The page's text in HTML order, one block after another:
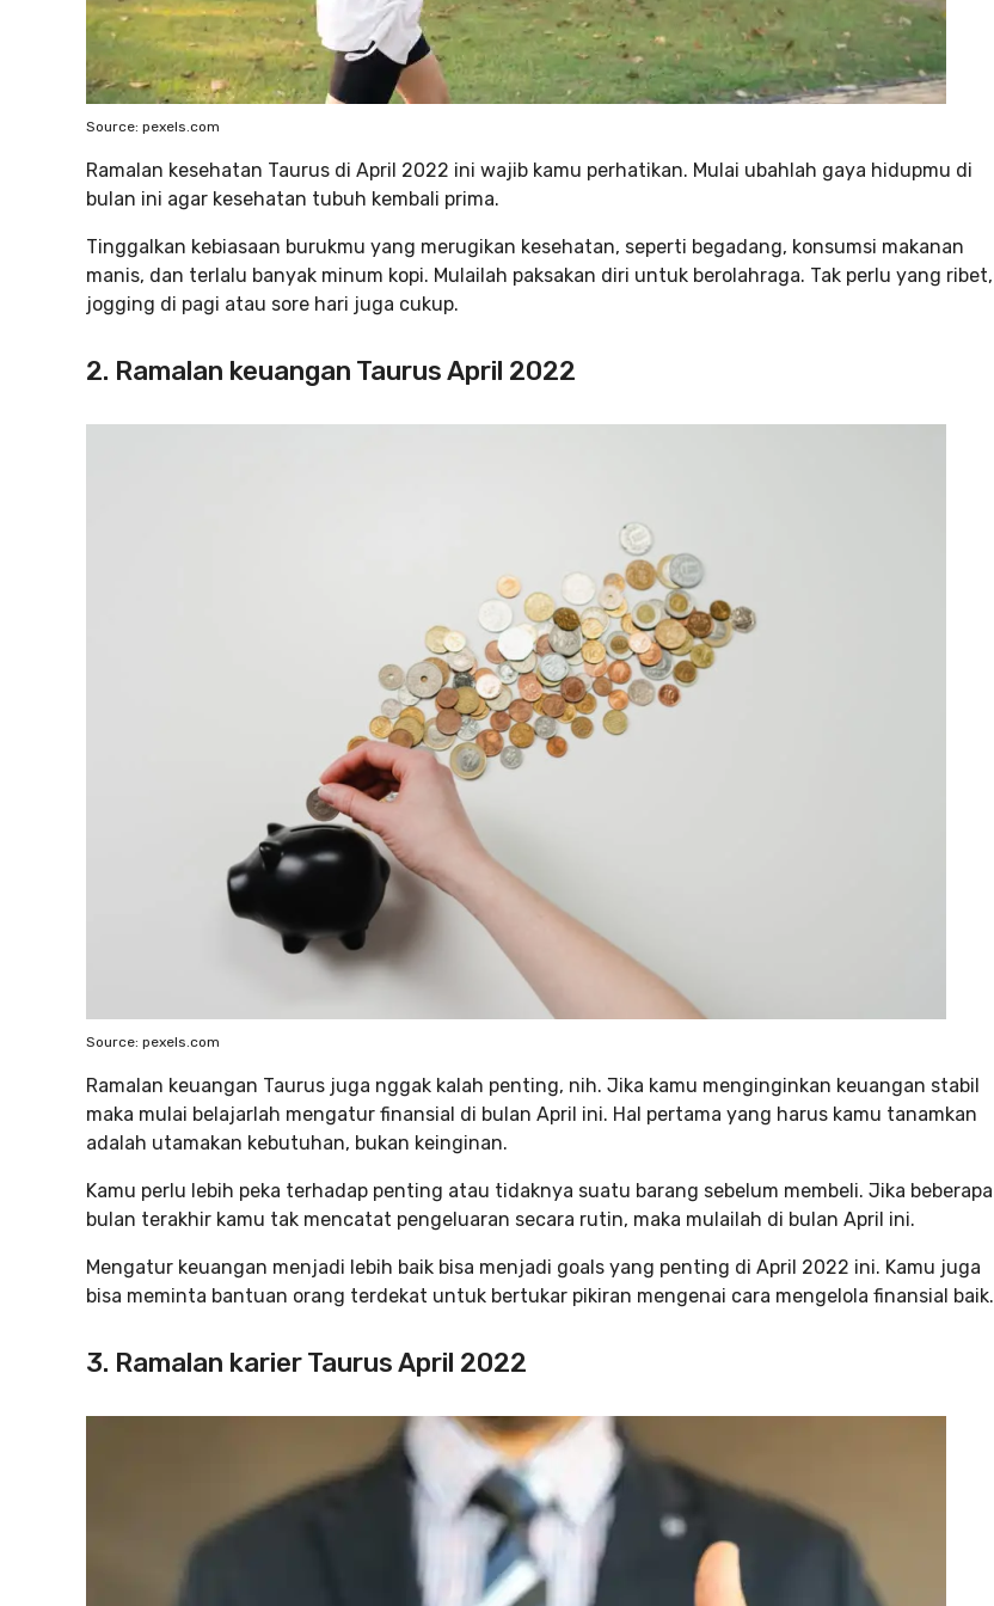
Source: pexels.com
Ramalan kesehatan Taurus di April 2022 ini wajib kamu perhatikan. Mulai ubahlah gaya hidupmu di
bulan ini agar kesehatan tubuh kembali prima.
Tinggalkan kebiasaan burukmu yang merugikan kesehatan, seperti begadang, konsumsi makanan
manis, dan terlalu banyak minum kopi. Mulailah paksakan diri untuk berolahraga. Tak perlu yang ribet,
jogging di pagi atau sore hari juga cukup.
2. Ramalan keuangan Taurus April 2022
Source: pexels.com
Ramalan keuangan Taurus juga nggak kalah penting, nih. Jika kamu menginginkan keuangan stabil
maka mulai belajarlah mengatur finansial di bulan April ini. Hal pertama yang harus kamu tanamkan
adalah utamakan kebutuhan, bukan keinginan.
Kamu perlu lebih peka terhadap penting atau tidaknya suatu barang sebelum membeli. Jika beberapa
bulan terakhir kamu tak mencatat pengeluaran secara rutin, maka mulailah di bulan April ini.
Mengatur keuangan menjadi lebih baik bisa menjadi goals yang penting di April 2022 ini. Kamu juga
bisa meminta bantuan orang terdekat untuk bertukar pikiran mengenai cara mengelola finansial baik.
3. Ramalan karier Taurus April 2022